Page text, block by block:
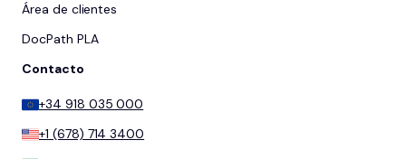
Área de clientes
DocPath PLA
Contacto
+34 918 035 000
+1 (678) 714 3400